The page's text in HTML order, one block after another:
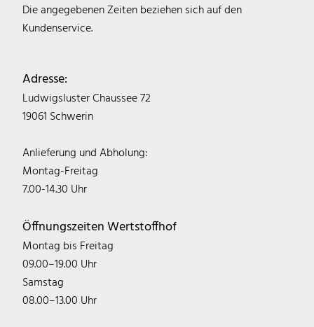
Die angegebenen Zeiten beziehen sich auf den
Kundenservice.
Adresse:
Ludwigsluster Chaussee 72
19061 Schwerin
Anlieferung und Abholung:
Montag-Freitag
7.00-14.30 Uhr
Öffnungszeiten Wertstoffhof
Montag bis Freitag
09.00–19.00 Uhr
Samstag
08.00–13.00 Uhr